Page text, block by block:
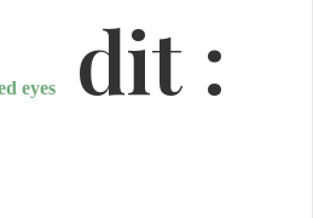
eyes dit :